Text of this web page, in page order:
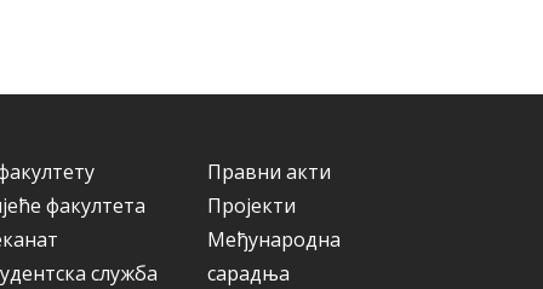
факултета
служба
Правни акти
Пројекти
Међународна
сарадња